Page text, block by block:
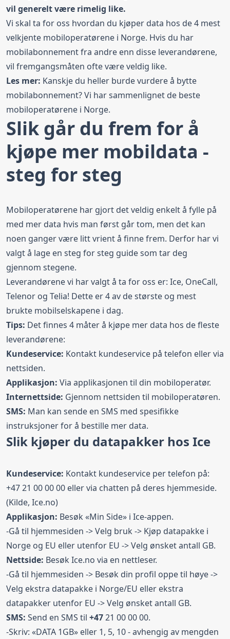
vil generelt være rimelig like.
Vi skal ta for oss hvordan du kjøper data hos de 4 mest
velkjente mobiloperatørene i Norge. Hvis du har
mobilabonnement fra andre enn disse leverandørene,
vil fremgangsmåten ofte være veldig like.
Les mer: Kanskje du heller burde vurdere å bytte
mobilabonnement?Vi har sammenlignet de beste
mobiloperatørene i Norge.
Slik går du frem for å
kjøpe mer mobildata -
steg for steg
Mobiloperatørene har gjort det veldig enkelt å fylle på
med mer data hvis man først går tom, men det kan
noen ganger være litt vrient å finne frem. Derfor har vi
valgt å lage en steg for steg guide som tar deg
gjennom stegene.
Leverandørene vi har valgt å ta for oss er: Ice, OneCall,
Telenor og Telia! Dette er 4 av de største og mest
brukte mobilselskapene i dag.
Tips: Det finnes 4 måter å kjøpe mer data hos de fleste
leverandørene:
Kundeservice: Kontakt kundeservice på telefon eller via
nettsiden.
Applikasjon: Via applikasjonen til din mobiloperatør.
Internettside: Gjennom nettsiden til mobiloperatøren.
SMS: Man kan sende en SMS med spesifikke
instruksjoner for å bestille mer data.
Slik kjøper du datapakker hos Ice
Kundeservice: Kontakt kundeservice per telefon på:
+47 21 00 00 00 eller via chatten på deres hjemmeside.
(Kilde, Ice.no)
Applikasjon: Besøk «Min Side» i Ice-appen.
-Gå til hjemmesiden -> Velg bruk -> Kjøp datapakke i
Norge og EU eller utenfor EU -> Velg ønsket antall GB.
Nettside: Besøk Ice.no via en nettleser.
-Gå til hjemmesiden -> Besøk din profil oppe til høye ->
Velg ekstra datapakke i Norge/EU eller ekstra
datapakker utenfor EU -> Velg ønsket antall GB.
SMS: Send en SMS til +4721 00 00 00.
-Skriv: «DATA 1GB» eller 1, 5, 10 - avhengig av mengden